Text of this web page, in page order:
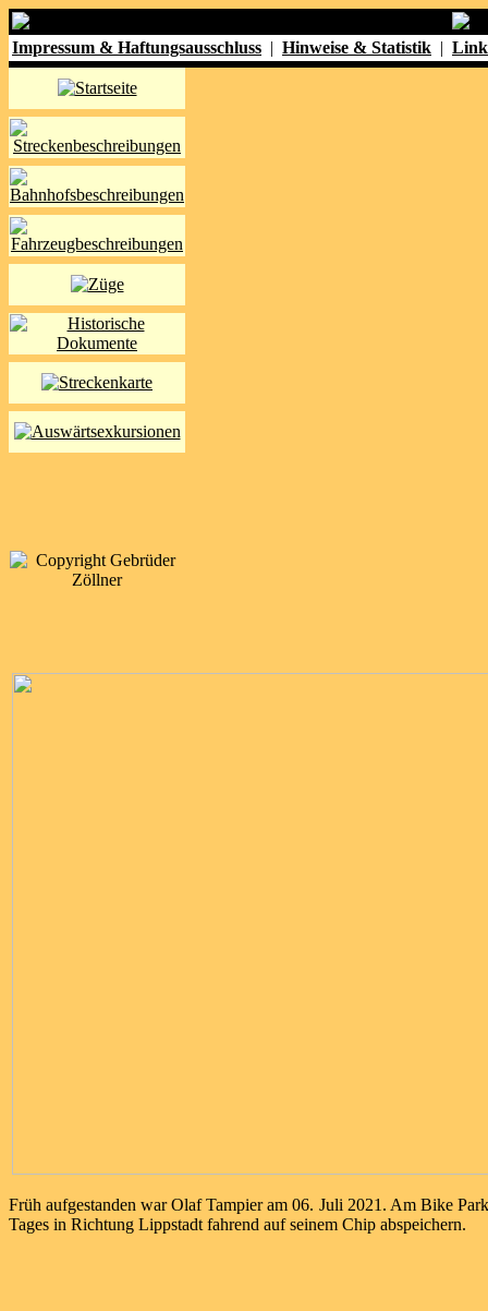
Impressum & Haftungsausschluss | Hinweise & Statistik |
Früh aufgestanden war Olaf Tampier am 06. Juli 2021. Am Bike
Tages in Richtung Lippstadt fahrend auf seinem Chip abspeichern.